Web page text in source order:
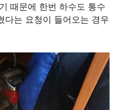
때문에 한번 하수도 통수
다는 요청이 들어오는 경우